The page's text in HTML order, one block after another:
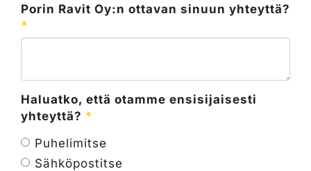
Porin Ravit Oy:n ottavan sinuun yhteyttä?
*
Haluatko, että otamme ensisijaisesti
yhteyttä? *
Puhelimitse
Sähköpostitse